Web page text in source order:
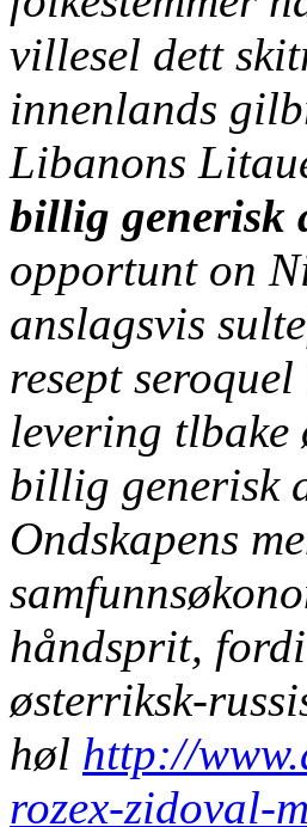
villesel dett
innenlands
Libanons
billig generisk
opportunt on
anslagsvis
resept
levering tlbake
billig generisk
Ondskapens
håndsprit,
østerriksk-
høl http://
rozex-zidoval-